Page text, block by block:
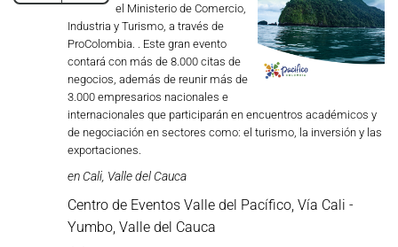
el Ministerio de Comercio,
Industria y Turismo, a través de
ProColombia. . Este gran evento
contará con más de 8.000 citas de
negocios, además de reunir más de
3.000 empresarios nacionales e
internacionales que participarán en encuentros académicos y
de negociación en sectores como: el turismo, la inversión y las
exportaciones.
en Cali, Valle del Cauca
Centro de Eventos Valle del Pacífico, Vía Cali -
Yumbo, Valle del Cauca